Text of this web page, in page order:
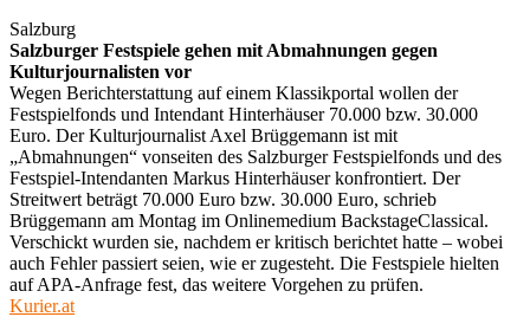
Salzburg
Salzburger Festspiele gehen mit Abmahnungen gegen
Kulturjournalisten vor
Wegen Berichterstattung auf einem Klassikportal wollen der
Festspielfonds und Intendant Hinterhäuser 70.000 bzw. 30.000
Euro. Der Kulturjournalist Axel Brüggemann ist mit
„Abmahnungen“ vonseiten des Salzburger Festspielfonds und des
Festspiel-Intendanten Markus Hinterhäuser konfrontiert. Der
Streitwert beträgt 70.000 Euro bzw. 30.000 Euro, schrieb
Brüggemann am Montag im Onlinemedium BackstageClassical.
Verschickt wurden sie, nachdem er kritisch berichtet hatte – wobei
auch Fehler passiert seien, wie er zugesteht. Die Festspiele hielten
auf APA-Anfrage fest, das weitere Vorgehen zu prüfen.
Kurier.at